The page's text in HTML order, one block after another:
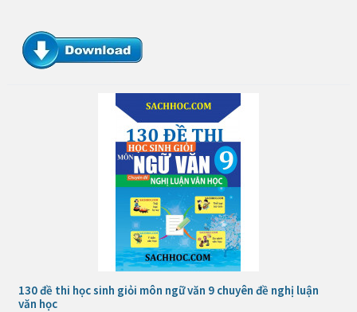
130 đề thi học sinh giỏi môn ngữ văn 9 chuyên đề nghị luận
văn học